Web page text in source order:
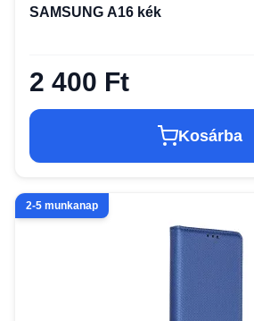
SAMSUNG A16 kék
2 400 Ft
Kosárba
2-5 munkanap